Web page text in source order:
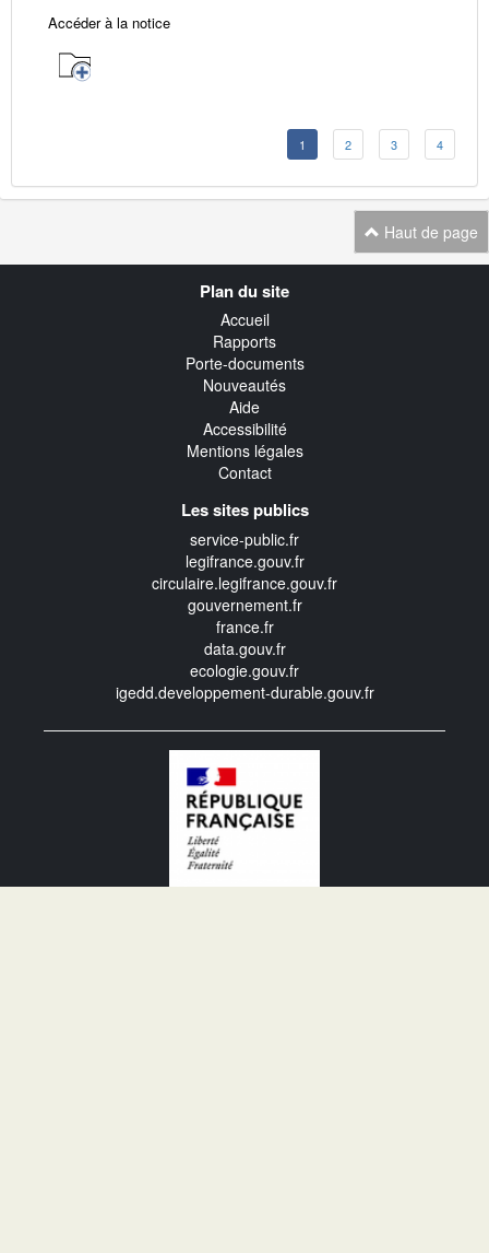
Accéder à la notice
1 2 3 4
Haut de page
Plan du site
Accueil
Rapports
Porte-documents
Nouveautés
Aide
Accessibilité
Mentions légales
Contact
Les sites publics
service-public.fr
legifrance.gouv.fr
circulaire.legifrance.gouv.fr
gouvernement.fr
france.fr
data.gouv.fr
ecologie.gouv.fr
igedd.developpement-durable.gouv.fr